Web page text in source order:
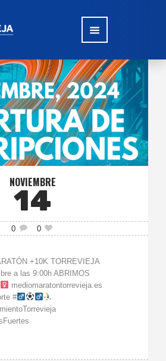
NOVIEMBRE
14
0 0
+10K TORREVIEJA
a las 9:00h ABRIMOS
mediomaratontorrevieja.es
#‍